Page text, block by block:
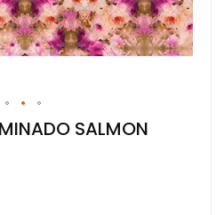
SALMON